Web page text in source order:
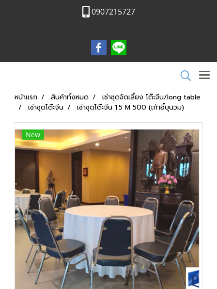
0907215727
หน้าแรก สินค้าทั้งหมด
เช่าชุดจัดเลี้ยง โต๊ะจีน/long table
เช่าชุดโต๊ะจีน
เช่าชุดโต๊ะจีน 1.5 M 500 (เก้าอี้บุนวม)
New